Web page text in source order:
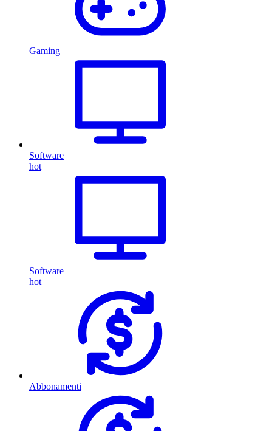
Gaming
Software
hot
Software
hot
Abbonamenti